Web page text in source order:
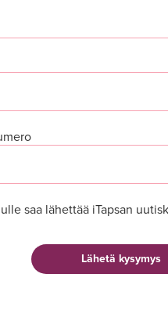
saa lähettää iTapsan